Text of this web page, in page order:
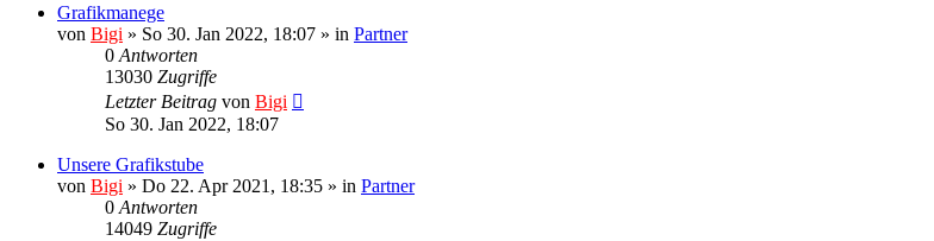
Grafikmanege
von Bigi » So 30. Jan 2022, 18:07 » in Partner
0 Antworten
13030 Zugriffe
Letzter Beitrag von Bigi
So 30. Jan 2022, 18:07
Unsere Grafikstube
von Bigi » Do 22. Apr 2021, 18:35 » in Partner
0 Antworten
14049 Zugriffe